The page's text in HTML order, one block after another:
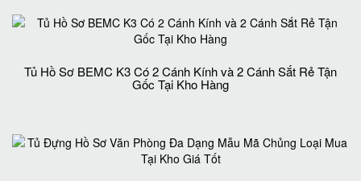
Tủ Hồ Sơ BEMC K3 Có 2 Cánh Kính và 2 Cánh Sắt Rẻ Tận
Gốc Tại Kho Hàng